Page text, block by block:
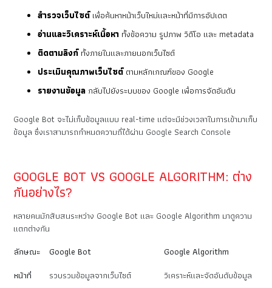
สำรวจเว็บไซต์เพื่อค้นหาหน้าเว็บใหม่และหน้าที่มีการอัปเดต
อ่านและวิเคราะห์เนื้อหา ทั้งข้อความ รูปภาพ วิดีโอ และ metadata
ติดตามลิงก์ทั้งภายในและภายนอกเว็บไซต์
ประเมินคุณภาพเว็บไซต์ตามหลักเกณฑ์ของ Google
รายงานข้อมูล กลับไปยังระบบของ Google เพื่อการจัดอันดับ
Google Bot จะไม่เก็บข้อมูลแบบ real-time แต่จะมีช่วงเวลาในการเข้ามาเก็บ
ข้อมูล ซึ่งเราสามารถกำหนดความถี่ได้ผ่าน Google Search Console
GOOGLE BOT VS GOOGLE ALGORITHM: ต่าง
กันอย่างไร?
หลายคนมักสับสนระหว่าง Google Bot และ Google Algorithm มาดูความ
แตกต่างกัน
ลักษณะ
Google Bot
Google Algorithm
หน้าที่
รวบรวมข้อมูลจากเว็บไซต์
วิเคราะห์และจัดอันดับข้อมูล